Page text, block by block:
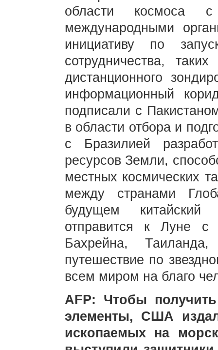
области
международными
инициативу по
сотрудничества,
дистанционного
информационный
подписали с
в области отбора и
с Бразилией
ресурсов Земли,
местных космических
между странами
будущем
отправится к Луне с
Бахрейна,
путешествие по
всем миром на благо
AFP: Чтобы
элементы, США
ископаемых на